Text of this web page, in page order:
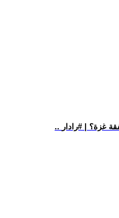
غزة؟ | #رادار